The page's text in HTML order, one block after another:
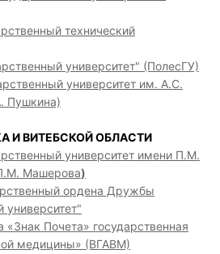
технический
университет" (ПолесГУ)
университет им. А.С.
Пушкина)
И ВИТЕБСКОЙ ОБЛАСТИ
университет имени П.М.
Машерова)
ордена Дружбы
Почета» государственная
медицины» (ВГАВМ)